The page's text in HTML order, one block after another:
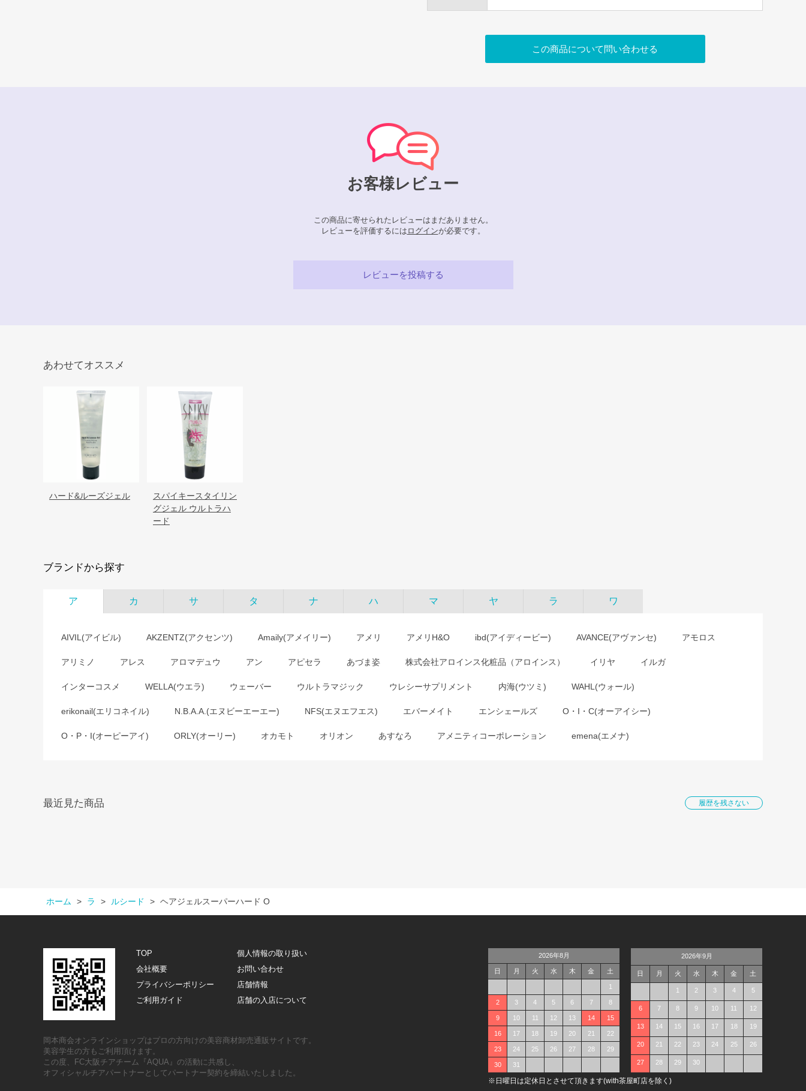
この商品について問い合わせる
お客様レビュー
この商品に寄せられたレビューはまだありません。
レビューを評価するには ログインが必要です。
レビューを投稿する
あわせてオススメ
ハード&ルーズジェル
スパイキースタイリン
グジェル ウルトラハ
ード
ブランドから探す
ア カ サ タ ナ ハ マ ヤ ラ ワ
AIVIL(アイビル) AKZENTZ(アクセンツ) Amaily(アメイリー) アメリ アメリH&O ibd(アイディービー) AVANCE(アヴァンセ) アモロス
アリミノ アレス アロマデュウ アン アピセラ あづま姿 株式会社アロインス化粧品（アロインス） イリヤ イルガ
インターコスメ WELLA(ウエラ) ウェーバー ウルトラマジック ウレシーサプリメント 内海(ウツミ) WAHL(ウォール)
erikonail(エリコネイル) N.B.A.A.(エヌビーエーエー) NFS(エヌエフエス) エバーメイト エンシェールズ O・I・C(オーアイシー)
O・P・I(オーピーアイ) ORLY(オーリー) オカモト オリオン あすなろ アメニティコーポレーション emena(エメナ)
最近見た商品 履歴を残さない
ホーム > ラ > ルシード > ヘアジェルスーパーハード O
TOP
個人情報の取り扱い
会社概要
お問い合わせ
プライバシーポリシー
店舗情報
ご利用ガイド
店舗の入店について
岡本商会オンラインショップはプロの方向けの美容商材卸売通販サイトです。
美容学生の方もご利用頂けます。
この度、FC大阪チアチーム『AQUA』の活動に共感し、
オフィシャルチアパートナーとしてパートナー契約を締結いたしました。
2026年8月
日 月 火 水 木 金 土
1
2 3 4 5 6 7 8
9 10 11 12 13 14 15
16 17 18 19 20 21 22
23 24 25 26 27 28 29
30 31
2026年9月
日 月 火 水 木 金 土
1 2 3 4 5
6 7 8 9 10 11 12
13 14 15 16 17 18 19
20 21 22 23 24 25 26
27 28 29 30
※日曜日は定休日とさせて頂きます(with茶屋町店を除く)